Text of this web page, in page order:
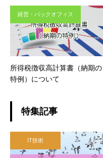
経営・バックオフィス
所得税徴収高計算書（納期の
特例）について
特集記事
IT技術